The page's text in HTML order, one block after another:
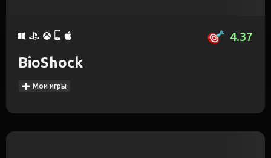
4.37
BioShock
Мои игры